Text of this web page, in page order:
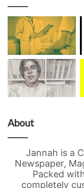
About
Jannah is a
Newspaper,
Packed
completely